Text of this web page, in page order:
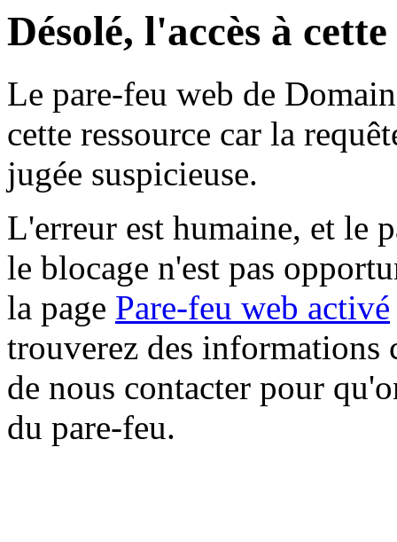
Désolé, l'accès à
Le pare-feu web de
cette ressource car la
jugée suspicieuse.
L'erreur est humaine, et le
le blocage n'est pas
la page Pare-feu web activé
trouverez des informations
de nous contacter pour
du pare-feu.